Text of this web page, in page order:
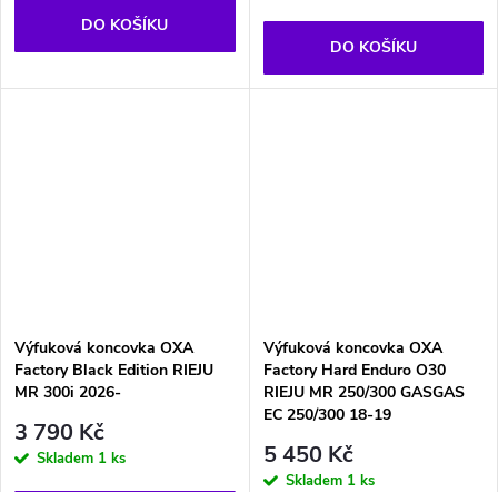
DO KOŠÍKU
DO KOŠÍKU
Výfuková koncovka OXA
Factory Black Edition RIEJU
MR 300i 2026-
3 790 Kč
Skladem 1 ks
Výfuková koncovka OXA
Factory Hard Enduro O30
RIEJU MR 250/300 GASGAS
EC 250/300 18-19
5 450 Kč
Skladem 1 ks